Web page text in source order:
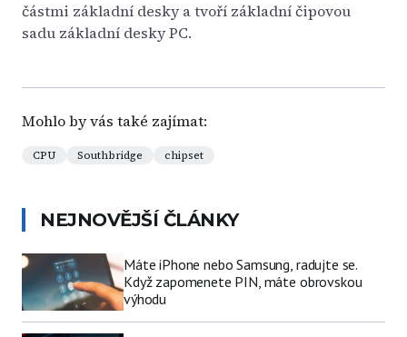
částmi základní desky a tvoří základní čipovou
sadu základní desky PC.
Mohlo by vás také zajímat:
CPU Southbridge chipset
NEJNOVĚJŠÍ ČLÁNKY
Máte iPhone nebo Samsung, radujte se.
Když zapomenete PIN, máte obrovskou
výhodu